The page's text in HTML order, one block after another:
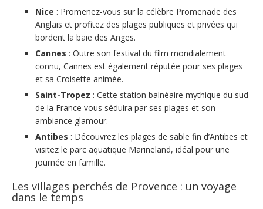
Nice : Promenez-vous sur la célèbre Promenade des
Anglais et profitez des plages publiques et privées qui
bordent la baie des Anges.
Cannes : Outre son festival du film mondialement
connu, Cannes est également réputée pour ses plages
et sa Croisette animée.
Saint-Tropez : Cette station balnéaire mythique du sud
de la France vous séduira par ses plages et son
ambiance glamour.
Antibes : Découvrez les plages de sable fin d’Antibes et
visitez le parc aquatique Marineland, idéal pour une
journée en famille.
Les villages perchés de Provence : un voyage
dans le temps